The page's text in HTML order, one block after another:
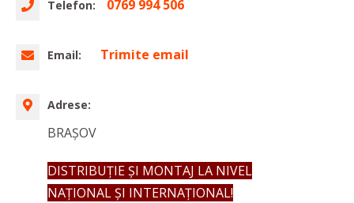
Telefon: 0769 994 506
Email: Trimite email
Adrese:
BRAȘOV
DISTRIBUȚIE ȘI MONTAJ LA NIVEL
NAȚIONAL ȘI INTERNAȚIONAL!